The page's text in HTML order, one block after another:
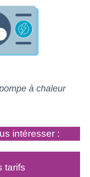
à chaleur
intéresser :
tarifs